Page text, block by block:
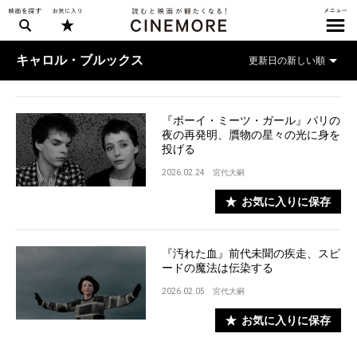
キャロル・ブルックス
『ボーイ・ミーツ・ガール』パリの
夜の再発明、贋物の星々の光に身を
投げる
2026.02.24 宮代大嗣
お気に入りに保存
『汚れた血』前代未聞の疾走、スピ
ードの魔法は伝染する
2026.02.05 宮代大嗣
お気に入りに保存